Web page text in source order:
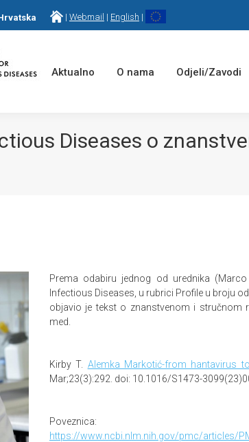
| Webmail | English |
Aktualno O nama Odjeli/Zavodi
Diseases o
Prema odabiru jednog od urednika
Infectious Diseases, u rubrici Profile u broju
objavio je tekst o znanstvenom i stručnom
med.
Kirby T. Alemka Markotić-from hantavirus to
Mar;23(3):292. doi: 10.1016/S1473-
Poveznica:
https://www.ncbi.nlm.nih.gov/pmc/articles/